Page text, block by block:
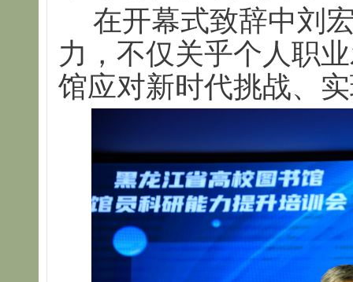
在开幕式致辞中刘
力，不仅关乎个人职
馆应对新时代挑战、